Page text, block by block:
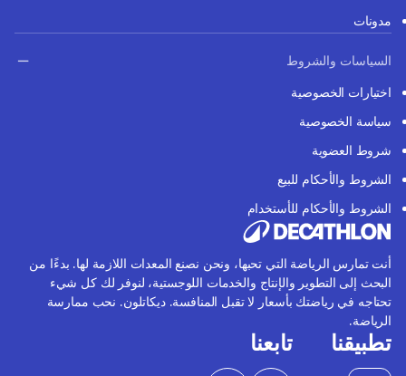
مدونات
السياسات والشروط
اختيارات الخصوصية
سياسة الخصوصية
شروط العضوية
الشروط والأحكام للبيع
الشروط والأحكام للأستخدام
أنت تمارس الرياضة التي تحبها، ونحن نصنع المعدات اللازمة لها. بدءًا من
البحث إلى التطوير والإنتاج والخدمات اللوجستية، لنوفر لك كل شيء
تحتاجه في رياضتك بأسعار لا تقبل المنافسة. ديكاتلون. نحب ممارسة
الرياضة.
تطبيقنا تابعنا